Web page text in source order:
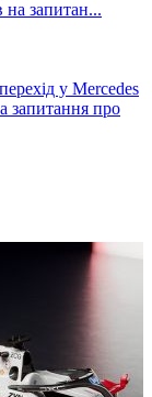
у Mercedes
запитання про